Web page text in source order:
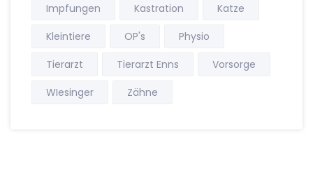
Impfungen
Kastration
Katze
Kleintiere
OP's
Physio
Tierarzt
Tierarzt Enns
Vorsorge
WIesinger
Zähne